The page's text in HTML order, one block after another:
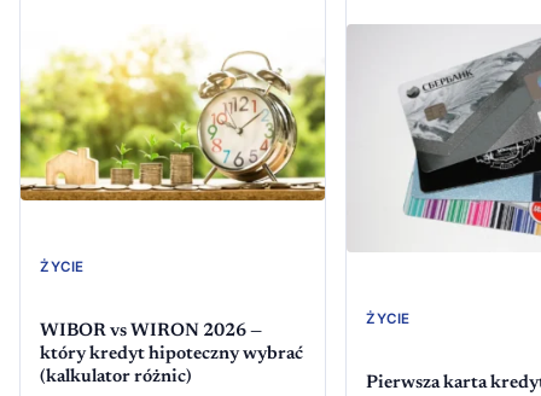
ŻYCIE
WIBOR vs WIRON 2026 —
który kredyt hipoteczny wybrać
(kalkulator różnic)
ŻYCIE
Pierwsza karta